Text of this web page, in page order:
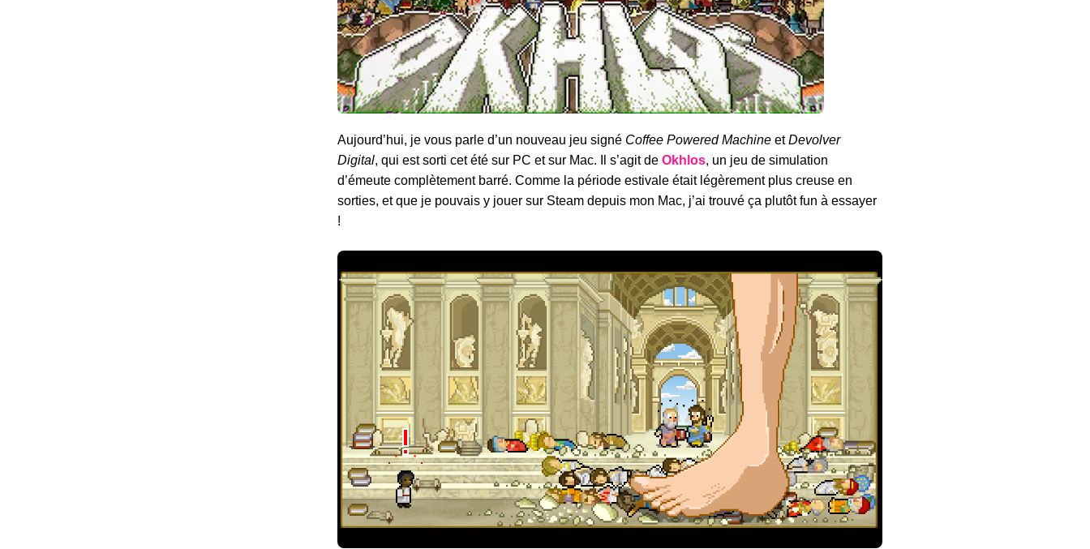
Aujourd’hui, je vous parle d’un nouveau jeu signé Coffee Powered Machine etDevolver
Digital, qui est sorti cet été sur PC et sur Mac. Il s’agit de Okhlos, un jeu de simulation
d’émeute complètement barré. Comme la période estivale était légèrement plus creuse en
sorties, et que je pouvais y jouer sur Steam depuis mon Mac, j’ai trouvé ça plutôt fun à essayer
!